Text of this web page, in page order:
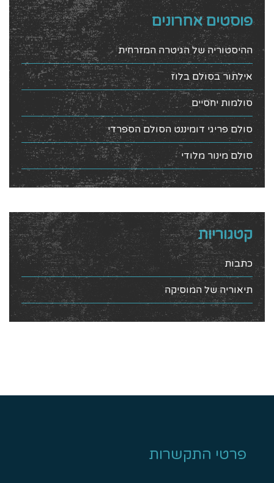
פוסטים אחרונים
ההיסטוריה של הגיטרה המזרחית
אילתור בסולם בלוז
סולמות יחסיים
סולם פריגי דומיננט הסולם הספרדי
סולם מינור מלודי
קטגוריות
כתבות
תיאוריה של המוסיקה
פרטי התקשרות